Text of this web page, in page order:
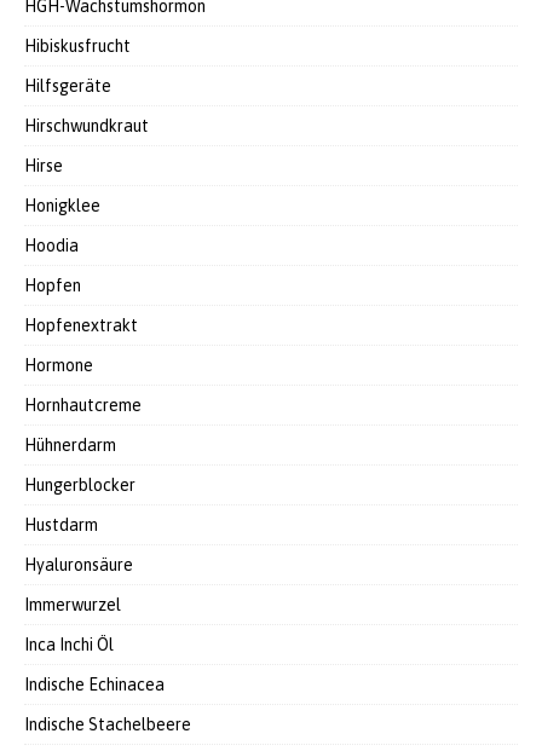
HGH-Wachstumshormon
Hibiskusfrucht
Hilfsgeräte
Hirschwundkraut
Hirse
Honigklee
Hoodia
Hopfen
Hopfenextrakt
Hormone
Hornhautcreme
Hühnerdarm
Hungerblocker
Hustdarm
Hyaluronsäure
Immerwurzel
Inca Inchi Öl
Indische Echinacea
Indische Stachelbeere